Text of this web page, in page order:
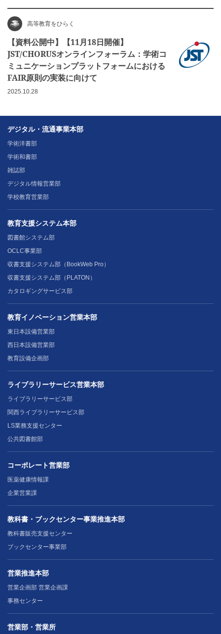
高等教育をひらく
【資料公開中】【11月18日開催】
JST/CHORUSオンラインフォーラム：学術コ
ミュニケーションプラットフォームにおける
FAIR原則の実装に向けて
2025.10.28
デジタル・流通事業本部
学術洋書部
学術和書部
雑誌部
デジタル情報営業部
学校教育営業部
教育支援システム本部
図書館システム部
OCLC事業部
収書支援システム部（BookWeb Pro）
収書支援システム部（PLATON）
カタロギングサービス部
教育イノベーション営業本部
東日本設備営業部
西日本設備営業部
教育設備企画部
ライブラリーサービス営業本部
ライブラリーサービス部
関西ライブラリーサービス部
LS業務支援センター
公共図書館部
コーポレート営業部
医薬健康情報課
企業営業課
教科書・ブックセンター事業推進本部
教科書販売支援センター
ブックセンター事業部
営業推進本部
営業企画部 営業企画課
事務センター
営業部・営業所